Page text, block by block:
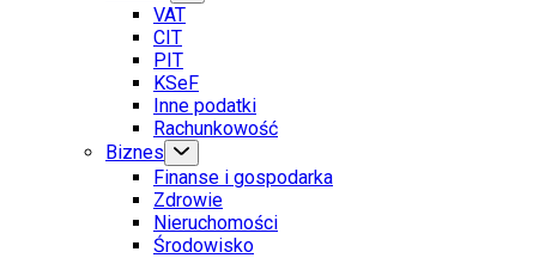
VAT
CIT
PIT
KSeF
Inne podatki
Rachunkowość
Biznes
Finanse i gospodarka
Zdrowie
Nieruchomości
Środowisko